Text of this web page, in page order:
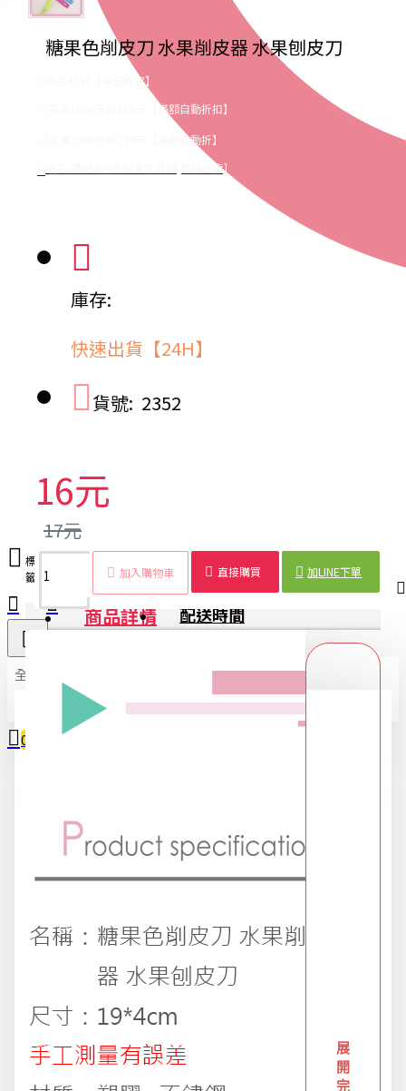
全部
618購物節
五金用品
交換禮物專區 95折
0
糖果色削皮刀 水果削皮器 水果刨皮刀
商品95折【今日限定】
享滿1000元折100元【滿額自動折扣】
享滿2000元折250元【滿額自動折】
贈品-滿899送色鉛筆文具組[隨機出貨]
庫存:
快速出貨【24H】
貨號: 2352
16元
17元
加入購物車 直接購買 加LINE下單
標
籤：
刀
果
器
刀
色
利
攜
理
商品詳情 配送時間
展
開
完